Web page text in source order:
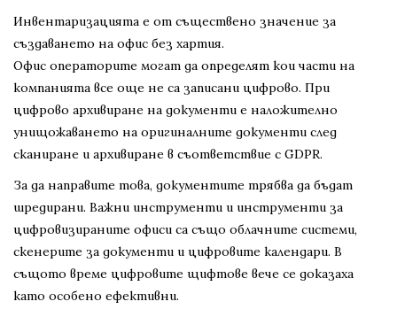
Инвентаризацията е от съществено значение за
създаването на офис без хартия.
Офис операторите могат да определят кои части на
компанията все още не са записани цифрово. При
цифрово архивиране на документи е наложително
унищожаването на оригиналните документи след
сканиране и архивиране в съответствие с GDPR.
За да направите това, документите трябва да бъдат
шредирани. Важни инструменти и инструменти за
цифровизираните офиси са също облачните системи,
скенерите за документи и цифровите календари. В
същото време цифровите щифтове вече се доказаха
като особено ефективни.